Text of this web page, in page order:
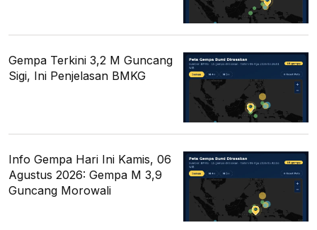
Gempa Terkini 3,2 M Guncang
Sigi, Ini Penjelasan BMKG
Info Gempa Hari Ini Kamis, 06
Agustus 2026: Gempa M 3,9
Guncang Morowali